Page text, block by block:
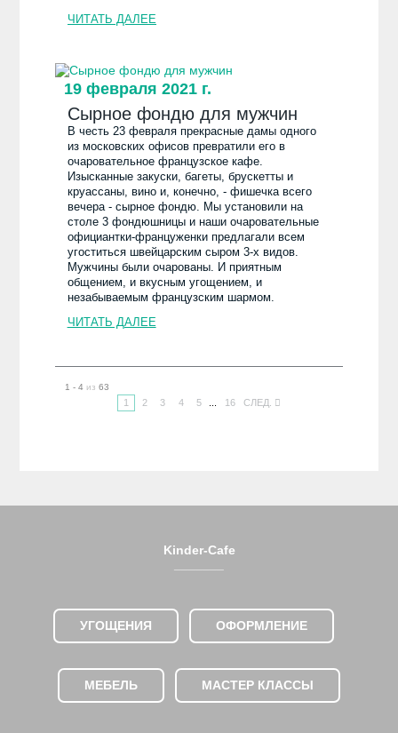
ЧИТАТЬ ДАЛЕЕ
19 февраля 2021 г.
Сырное фондю для мужчин
В честь 23 февраля прекрасные дамы одного
из московских офисов превратили его в
очаровательное французское кафе.
Изысканные закуски, багеты, брускетты и
круассаны, вино и, конечно, - фишечка всего
вечера - сырное фондю. Мы установили на
столе 3 фондюшницы и наши очаровательные
официантки-француженки предлагали всем
угоститься швейцарским сыром 3-х видов.
Мужчины были очарованы. И приятным
общением, и вкусным угощением, и
незабываемым французским шармом.
ЧИТАТЬ ДАЛЕЕ
1 - 4 из 63
1 2 3 4 5 16 СЛЕД.
Kinder-Cafe
УГОЩЕНИЯ ОФОРМЛЕНИЕ
МЕБЕЛЬ МАСТЕР КЛАССЫ